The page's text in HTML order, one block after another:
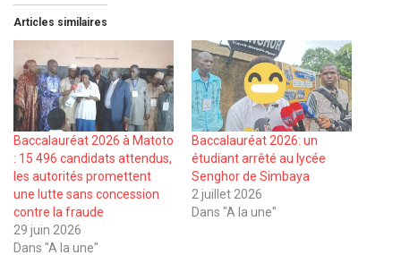
Articles similaires
Baccalauréat 2026 à Matoto
: 15 496 candidats attendus,
les autorités promettent
une lutte sans concession
contre la fraude
29 juin 2026
Dans "A la une"
Baccalauréat 2026: un
étudiant arrêté au lycée
Senghor de Simbaya
2 juillet 2026
Dans "A la une"